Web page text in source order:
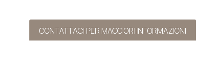
CONTATTACI PER MAGGIORI INFORMAZIONI